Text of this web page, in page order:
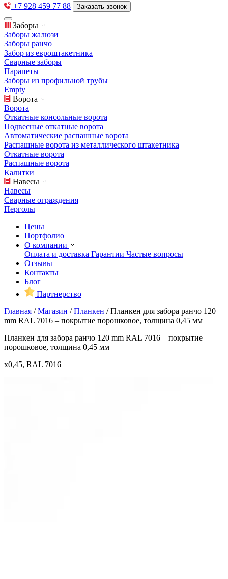
+7 928 459 77 88 Заказать звонок
Заборы
Заборы жалюзи
Заборы ранчо
Забор из евроштакетника
Сварные заборы
Парапеты
Заборы из профильной трубы
Empty
Ворота
Ворота
Откатные консольные ворота
Подвесные откатные ворота
Автоматические распашные ворота
Распашные ворота из металлического штакетника
Откатные ворота
Распашные ворота
Калитки
Навесы
Навесы
Сварные ограждения
Перголы
Цены
Портфолио
О компании
Оплата и доставка Гарантии Частые вопросы
Отзывы
Контакты
Блог
Партнерство
Главная /Магазин /Планкен /Планкен для забора ранчо 120
mm RAL 7016 – покрытие порошковое, толщина 0,45 мм
Планкен для забора ранчо 120 mm RAL 7016 – покрытие
порошковое, толщина 0,45 мм
x0,45, RAL 7016